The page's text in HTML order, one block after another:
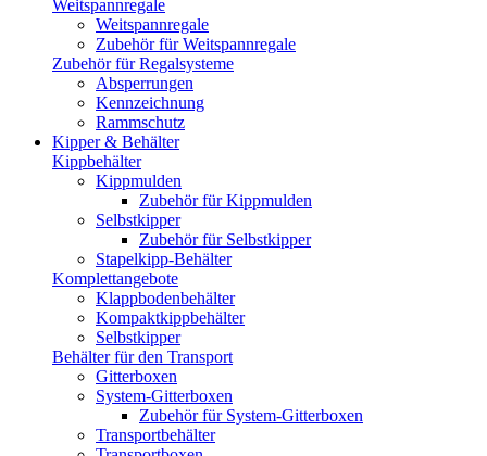
Weitspannregale
Weitspannregale
Zubehör für Weitspannregale
Zubehör für Regalsysteme
Absperrungen
Kennzeichnung
Rammschutz
Kipper & Behälter
Kippbehälter
Kippmulden
Zubehör für Kippmulden
Selbstkipper
Zubehör für Selbstkipper
Stapelkipp-Behälter
Komplettangebote
Klappbodenbehälter
Kompaktkippbehälter
Selbstkipper
Behälter für den Transport
Gitterboxen
System-Gitterboxen
Zubehör für System-Gitterboxen
Transportbehälter